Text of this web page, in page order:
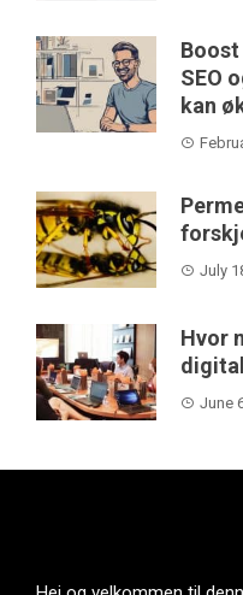
SEO
kan
July
Hvor
June